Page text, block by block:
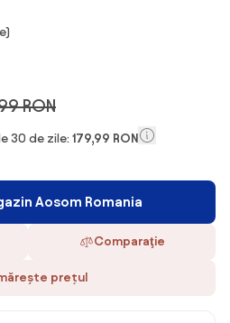
RON
30 de zile: 179,99 RON
Aosom Romania
Comparaţie
prețul